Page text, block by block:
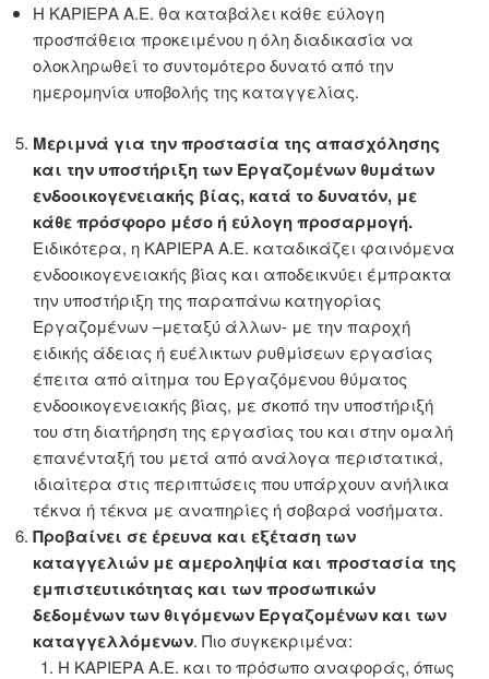
Η KΑΡΙΕΡΑ Α.Ε. θα καταβάλει κάθε εύλογη
προσπάθεια προκειμένου η όλη διαδικασία να
ολοκληρωθεί το συντομότερο δυνατό από την
ημερομηνία υποβολής της καταγγελίας.
Μεριμνά για την προστασία της απασχόλησης
και την υποστήριξη των Εργαζομένων θυμάτων
ενδοοικογενειακής βίας, κατά το δυνατόν, με
κάθε πρόσφορο μέσο ή εύλογη προσαρμογή.
Ειδικότερα, η KΑΡΙΕΡΑ Α.Ε. καταδικάζει φαινόμενα
ενδοοικογενειακής βίας και αποδεικνύει έμπρακτα
την υποστήριξη της παραπάνω κατηγορίας
Εργαζομένων –μεταξύ άλλων- με την παροχή
ειδικής άδειας ή ευέλικτων ρυθμίσεων εργασίας
έπειτα από αίτημα του Εργαζόμενου θύματος
ενδοοικογενειακής βίας, με σκοπό την υποστήριξή
του στη διατήρηση της εργασίας του και στην ομαλή
επανένταξή του μετά από ανάλογα περιστατικά,
ιδιαίτερα στις περιπτώσεις που υπάρχουν ανήλικα
τέκνα ή τέκνα με αναπηρίες ή σοβαρά νοσήματα.
Προβαίνει σε έρευνα και εξέταση των
καταγγελιών με αμεροληψία και προστασία της
εμπιστευτικότητας και των προσωπικών
δεδομένων των θιγόμενων Εργαζομένων και των
καταγγελλόμενων. Πιο συγκεκριμένα:
Η KΑΡΙΕΡΑ Α.Ε. και το πρόσωπο αναφοράς, όπως